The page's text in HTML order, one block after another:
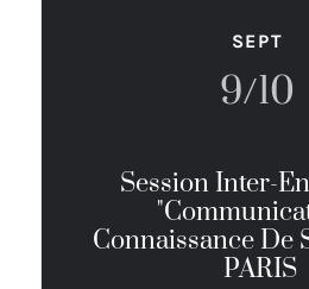
SEPT
9/10
Session Inter-
Connaissance De
PARIS